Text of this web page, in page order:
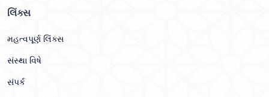
લિંક્સ
મહત્વપૂર્ણ લિંક્સ
સંસ્થા વિષે
સંપર્ક